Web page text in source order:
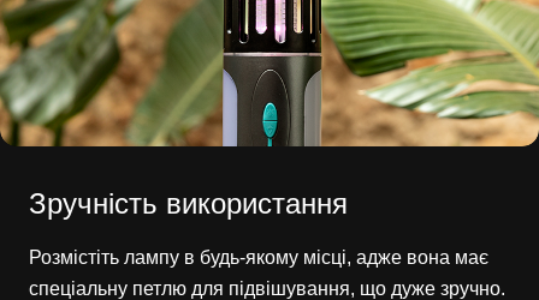
Зручність використання
Розмістіть лампу в будь-якому місці, адже вона має
спеціальну петлю для підвішування, що дуже зручно.